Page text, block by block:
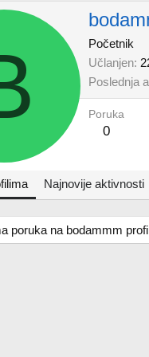
Početnik
Učlanjen
Poslednja
Poruka
0
Najnovije aktivnosti
poruka na bodammm